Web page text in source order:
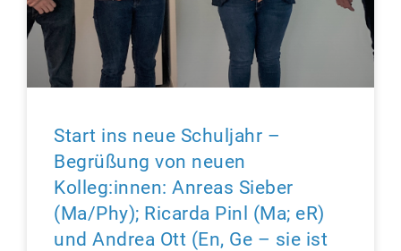
Start ins neue Schuljahr –
Begrüßung von neuen
Kolleg:innen: Anreas Sieber
(Ma/Phy); Ricarda Pinl (Ma; eR)
und Andrea Ott (En, Ge – sie ist